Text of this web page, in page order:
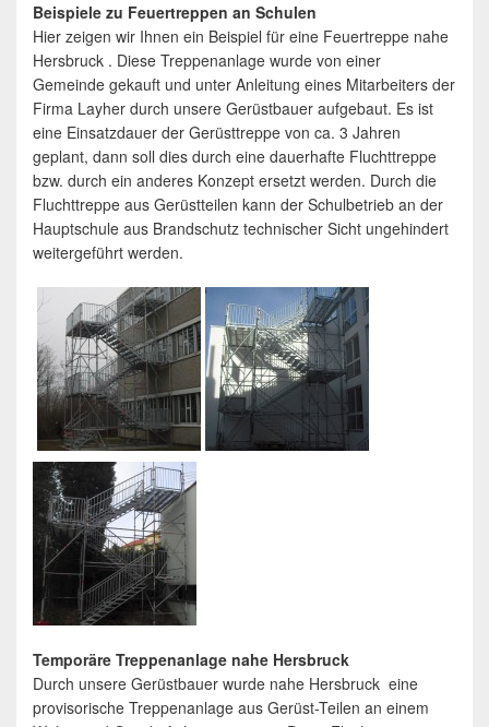
Beispiele zu Feuertreppen an Schulen
Hier zeigen wir Ihnen ein Beispiel für eine Feuertreppe nahe
Hersbruck . Diese Treppenanlage wurde von einer
Gemeinde gekauft und unter Anleitung eines Mitarbeiters der
Firma Layher durch unsere Gerüstbauer aufgebaut. Es ist
eine Einsatzdauer der Gerüsttreppe von ca. 3 Jahren
geplant, dann soll dies durch eine dauerhafte Fluchttreppe
bzw. durch ein anderes Konzept ersetzt werden. Durch die
Fluchttreppe aus Gerüstteilen kann der Schulbetrieb an der
Hauptschule aus Brandschutz technischer Sicht ungehindert
weitergeführt werden.
Temporäre Treppenanlage nahe Hersbruck
Durch unsere Gerüstbauer wurde nahe Hersbruck eine
provisorische Treppenanlage aus Gerüst-Teilen an einem